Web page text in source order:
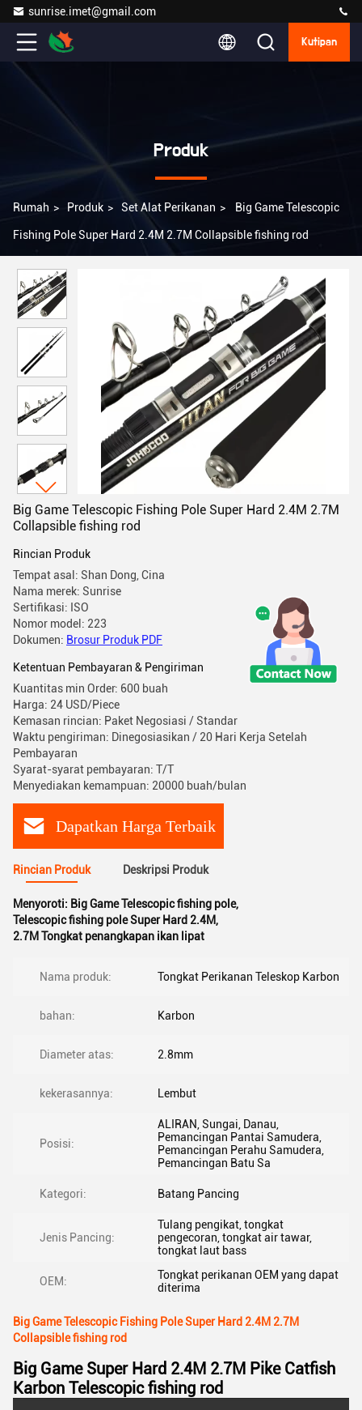
sunrise.imet@gmail.com
Kutipan
Produk
Rumah > Produk > Set Alat Perikanan > Big Game Telescopic
Fishing Pole Super Hard 2.4M 2.7M Collapsible fishing rod
Big Game Telescopic Fishing Pole Super Hard 2.4M 2.7M
Collapsible fishing rod
Rincian Produk
Tempat asal: Shan Dong, Cina
Nama merek: Sunrise
Sertifikasi: ISO
Nomor model: 223
Dokumen: Brosur Produk PDF
Ketentuan Pembayaran & Pengiriman
Kuantitas min Order: 600 buah
Harga: 24 USD/Piece
Kemasan rincian: Paket Negosiasi / Standar
Waktu pengiriman: Dinegosiasikan / 20 Hari Kerja Setelah
Pembayaran
Syarat-syarat pembayaran: T/T
Menyediakan kemampuan: 20000 buah/bulan
Dapatkan Harga Terbaik
Rincian Produk Deskripsi Produk
Menyoroti: Big Game Telescopic fishing pole,
Telescopic fishing pole Super Hard 2.4M,
2.7M Tongkat penangkapan ikan lipat
Nama produk: Tongkat Perikanan Teleskop Karbon
bahan: Karbon
Diameter atas: 2.8mm
kekerasannya: Lembut
Posisi:
ALIRAN, Sungai, Danau,
Pemancingan Pantai Samudera,
Pemancingan Perahu Samudera,
Pemancingan Batu Sa
Kategori: Batang Pancing
Jenis Pancing:
Tulang pengikat, tongkat
pengecoran, tongkat air tawar,
tongkat laut bass
OEM:
Tongkat perikanan OEM yang dapat
diterima
Big Game Telescopic Fishing Pole Super Hard 2.4M 2.7M
Collapsible fishing rod
Big Game Super Hard 2.4M 2.7M Pike Catfish
Karbon Telescopic fishing rod